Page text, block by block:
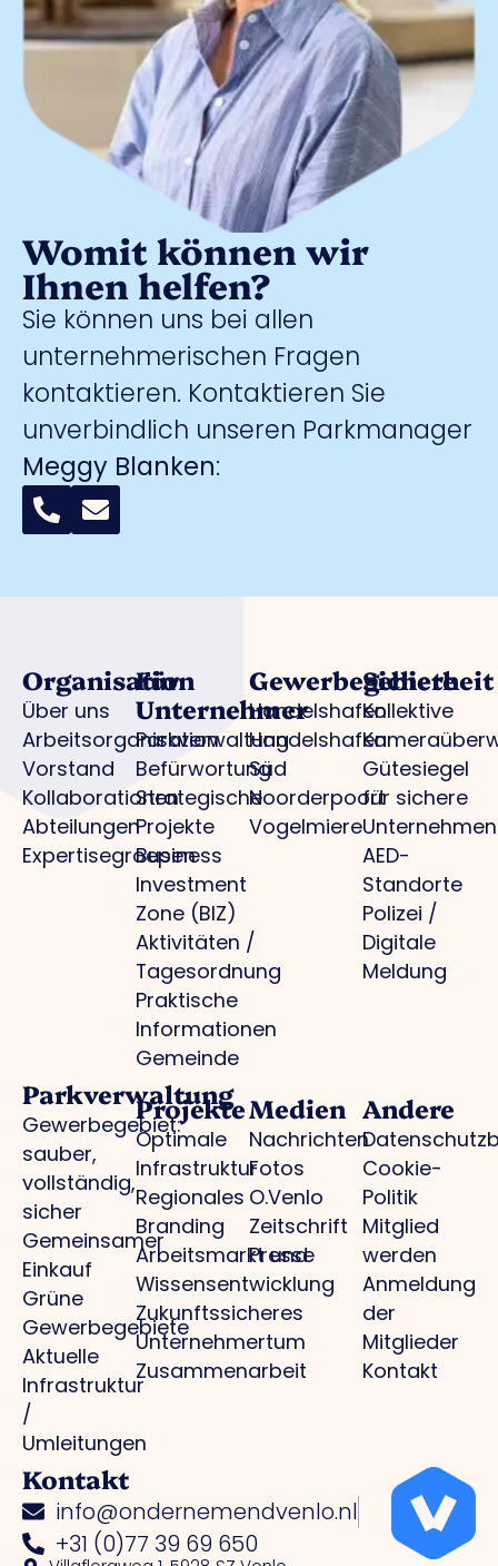
Womit können wir
Ihnen helfen?
Sie können uns bei allen
unternehmerischen Fragen
kontaktieren. Kontaktieren Sie
unverbindlich unseren Parkmanager
Meggy Blanken:
Organisation
Über uns
Arbeitsorganisation
Vorstand
Kollaborationen
Abteilungen
Expertisegroepen
Für
Unternehmer
Parkverwaltung
Befürwortung
Strategische
Projekte
Business
Investment
Zone (BIZ)
Aktivitäten /
Tagesordnung
Praktische
Informationen
Gemeinde
Gewerbegebiete
Handelshafen
Handelshafen
Süd
Noorderpoort
Vogelmiere
Sicherheit
Kollektive
Gütesiegel
für sichere
Unternehmen
AED-
Standorte
Polizei /
Digitale
Meldung
Parkverwaltung
Gewerbegebiet:
sauber,
vollständig,
sicher
Gemeinsamer
Einkauf
Grüne
Gewerbegebiete
Aktuelle
Infrastruktur
/
Umleitungen
Projekte
Optimale
Infrastruktur
Regionales
Branding
Arbeitsmarkt und
Wissensentwicklung
Zukunftssicheres
Unternehmertum
Zusammenarbeit
Medien
Nachrichten
Fotos
O.Venlo
Zeitschrift
Presse
Andere
Cookie-
Politik
Mitglied
werden
Anmeldung
der
Mitglieder
Kontakt
Kontakt
info@ondernemendvenlo.nl
+31 (0)77 39 69 650